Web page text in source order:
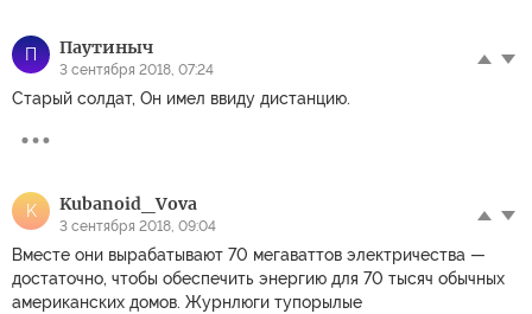
П Паутиныч
3 сентября 2018, 07:24
Старый солдат, Он имел ввиду дистанцию.
K Kubanoid_Vova
3 сентября 2018, 09:04
Вместе они вырабатывают 70 мегаваттов электричества —
достаточно, чтобы обеспечить энергию для 70 тысяч обычных
американских домов. Журнлюги тупорылые